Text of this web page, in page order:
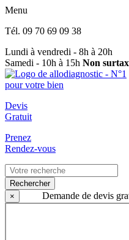
Menu
Tél. 09 70 69 09 38
Lundi à vendredi - 8h à 20h
Samedi - 10h à 15h Non
Devis
Gratuit
Prenez
Rendez-vous
Rechercher
×
Demande de devis